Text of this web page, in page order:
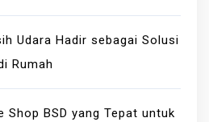
Udara Hadir sebagai Solusi
Rumah
BSD yang Tepat untuk